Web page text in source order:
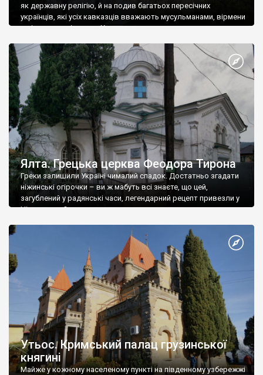
як державну релігію, й на подив багатьох пересічних
українців, які усіх кавказців вважають мусульманами, вірмени
є відданими вірянами Христа
Ялта. Грецька церква Феодора Тирона
Греки залишили Україні чималий спадок. Достатньо згадати
ніжинські огірочки – ви ж мабуть всі знаєте, що цей,
загублений у радянські часи, легендарний рецепт привезли у
Ніжин греки?
Утьос. Кримський палац грузинської
княгині
Майже у кожному населеному пункті на південному узбережжі